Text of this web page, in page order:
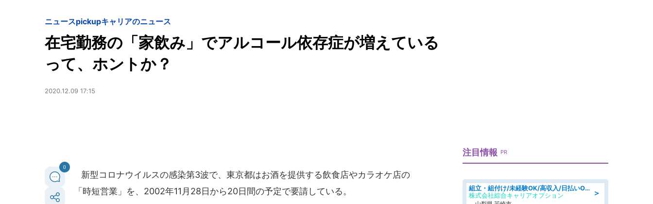
ニュースpickupキャリアのニュース
在宅勤務の「家飲み」でアルコール依存症が増えている
って、ホントか？
2020.12.09 17:15
0
新型コロナウイルスの感染第3波で、東京都はお酒を提供する飲食店やカラオケ店の
「時短営業」を、2002年11月28日から20日間の予定で要請している。
注目情報 PR
＞
組立・組付け/未経験OK/高収入/日払いOK/寮費無料/日勤
株式会社綜合キャリアオプション